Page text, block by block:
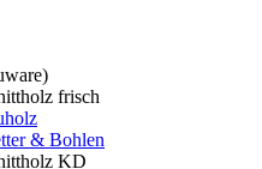
frisch
& Bohlen
KD